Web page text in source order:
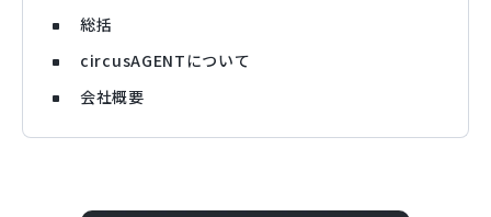
総括
circusAGENTについて
会社概要